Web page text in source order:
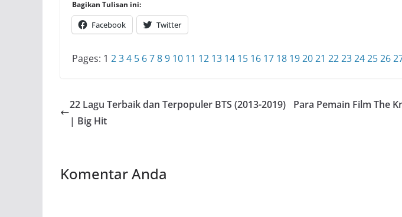
Bagikan Tulisan ini:
Facebook Twitter
Pages: 1 234 5 6789 10 11 12 13 14 15 16 17 18 192021 2223242526
22 Lagu Terbaik dan Terpopuler BTS (2013-2019)
| Big Hit
Para Pemain Film The
Komentar Anda